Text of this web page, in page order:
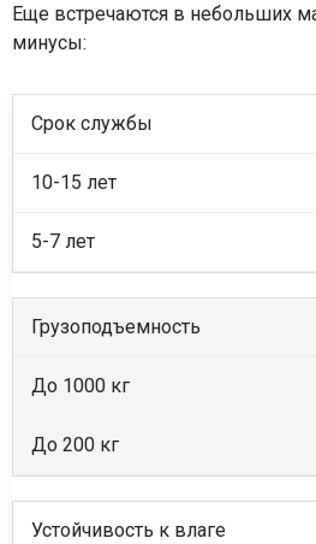
Еще встречаются в небольших
минусы:
Срок службы
10-15 лет
5-7 лет
Грузоподъемность
До 1000 кг
До 200 кг
Устойчивость к влаге